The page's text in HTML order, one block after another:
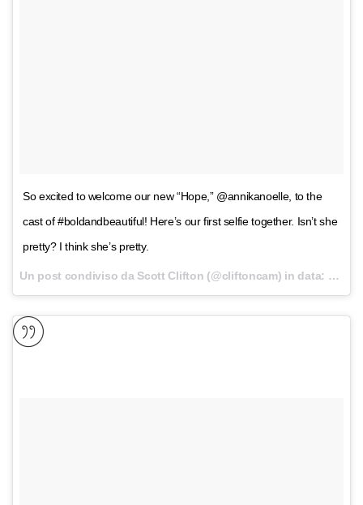
So excited to welcome our new “Hope,” @annikanoelle, to the
cast of #boldandbeautiful! Here’s our first selfie together. Isn’t she
pretty? I think she’s pretty.
Un post condiviso da Scott Clifton (@cliftoncam) in data:
5 Dic